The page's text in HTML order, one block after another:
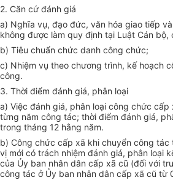
2. Căn cứ đánh giá
a) Nghĩa vụ, đạo đức, văn hóa giao tiếp
không được làm quy định tại Luật Cán bộ,
b) Tiêu chuẩn chức danh công chức;
c) Nhiệm vụ theo chương trình, kế hoạch
công.
3. Thời điểm đánh giá, phân loại
a) Việc đánh giá, phân loại công chức
từng năm công tác; thời điểm đánh giá,
trong tháng 12 hằng năm.
b) Công chức cấp xã khi chuyển công tác
vị mới có trách nhiệm đánh giá, phân loại
của Ủy ban nhân dân cấp xã cũ (đối với
công tác ở Ủy ban nhân dân cấp xã cũ từ